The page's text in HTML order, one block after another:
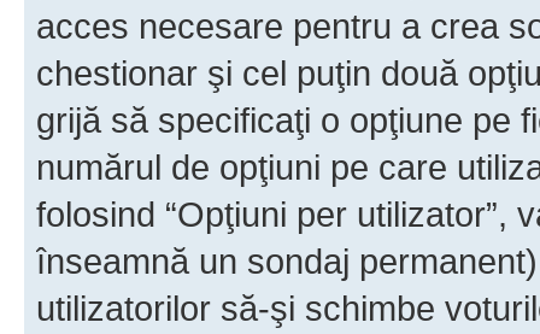
acces necesare pentru a crea
chestionar şi cel puţin două
grijă să specificaţi o opţiune pe
numărul de opţiuni pe care
folosind “Opţiuni per utilizator”,
înseamnă un sondaj
utilizatorilor să-şi schimbe